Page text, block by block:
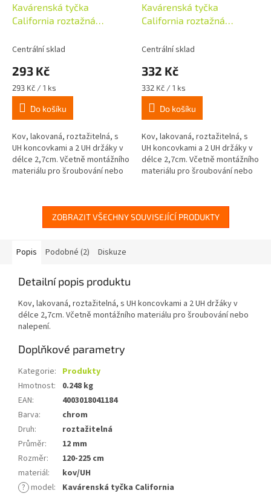
Kavárenská tyčka
California roztažná
Centrální sklad
293 Kč
Měrná
cena:
293 Kč / 1 ks
Do košíku
Kov, lakovaná, roztažitelná, s
UH koncovkami a 2 UH držáky v
délce 2,7cm. Včetně montážního
materiálu pro šroubování nebo
Kavárenská tyčka
California roztažná
Centrální sklad
332 Kč
Měrná
cena:
332 Kč / 1 ks
Do košíku
Kov, lakovaná, roztažitelná, s
UH koncovkami a 2 UH držáky v
délce 2,7cm. Včetně montážního
materiálu pro šroubování nebo
ZOBRAZIT VŠECHNY SOUVISEJÍCÍ PRODUKTY
Popis Podobné (2) Diskuze
Detailní popis produktu
Kov, lakovaná, roztažitelná, s UH koncovkami a 2 UH držáky v
délce 2,7cm. Včetně montážního materiálu pro šroubování nebo
nalepení.
Doplňkové parametry
Kategorie: Produkty
Hmotnost:
0.248 kg
EAN:
4003018041184
Barva:
chrom
Druh:
roztažitelná
Průměr:
12 mm
Rozměr:
120-225 cm
materiál:
kov/UH
? model: Kavárenská tyčka California